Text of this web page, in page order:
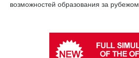
возможностей образования за рубежом.